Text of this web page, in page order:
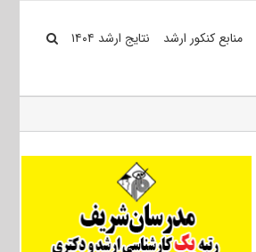
منابع کنکور ارشد نتایج ارشد ۱۴۰۴